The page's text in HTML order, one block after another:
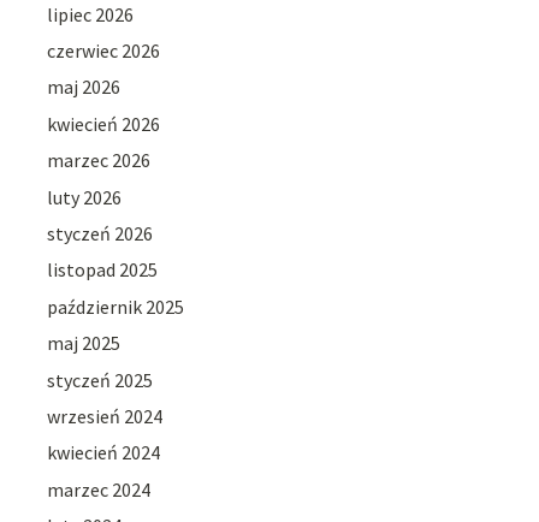
lipiec 2026
czerwiec 2026
maj 2026
kwiecień 2026
marzec 2026
luty 2026
styczeń 2026
listopad 2025
październik 2025
maj 2025
styczeń 2025
wrzesień 2024
kwiecień 2024
marzec 2024